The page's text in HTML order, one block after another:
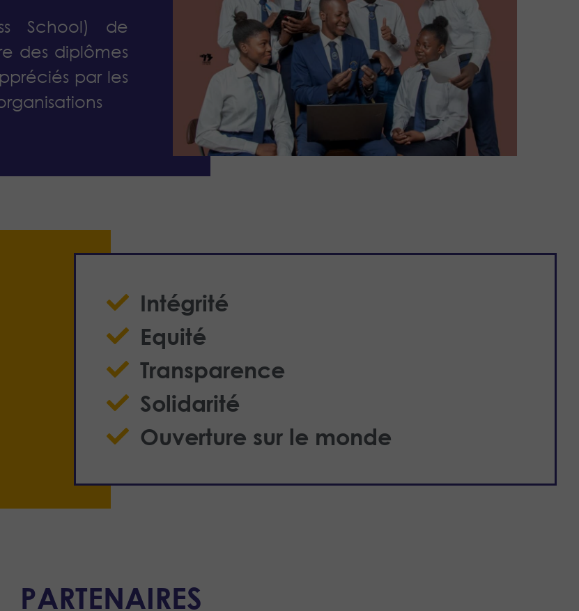
School) de
des diplômes
par les
Intégrité
Equité
Transparence
Solidarité
Ouverture sur le monde
PARTENAIRES